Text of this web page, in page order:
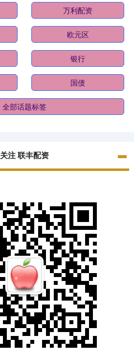
万利配资
欧元区
银行
国债
全部话题标签
关注 联丰配资